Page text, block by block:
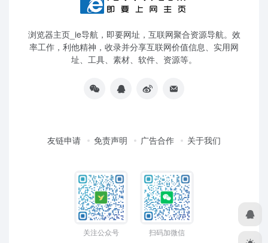
浏览器主页_ie导航，即要网址，互联网聚合资源导航。效
率工作，利他精神，收录并分享互联网价值信息、实用网
址、工具、素材、软件、资源等。
友链申请 免责声明 广告合作 关于我们
关注公众号 扫码加微信